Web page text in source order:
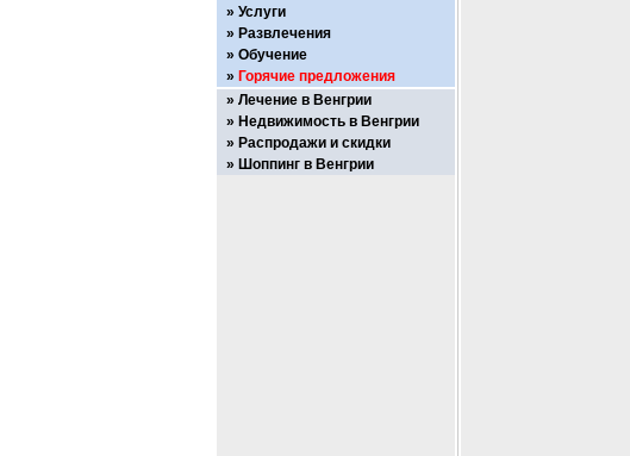
Услуги
Развлечения
Обучение
Горячие предложения
Лечение в Венгрии
Недвижимость в Венгрии
Распродажи и скидки
Шоппинг в Венгрии